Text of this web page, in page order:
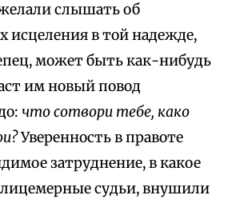
слышать об
исцеления в той надежде,
может быть как-нибудь
им новый повод
что сотвори тебе, како
Уверенность в правоте
затруднение, в какое
лицемерные судьи, внушили